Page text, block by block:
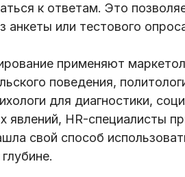
к ответам. Это
анкеты или тестового
применяют
поведения,
для диагностики,
явлений, HR-специалисты
свой способ